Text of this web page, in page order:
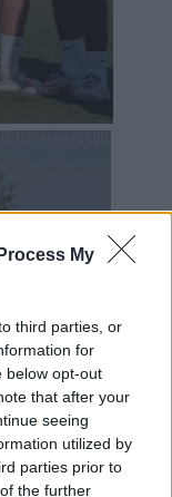
My
third parties, or
for
below opt-out
that after your
seeing
utilized by
parties prior to
the further